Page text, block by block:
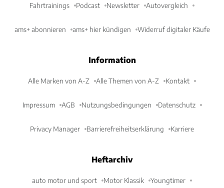
Fahrtrainings Podcast Newsletter Autovergleich
ams+ abonnieren ams+ hier kündigen Widerruf digitaler Käufe
Information
Alle Marken von A-Z Alle Themen von A-Z Kontakt
Impressum AGB Nutzungsbedingungen Datenschutz
Privacy Manager Barrierefreiheitserklärung Karriere
Heftarchiv
auto motor und sport Motor Klassik Youngtimer